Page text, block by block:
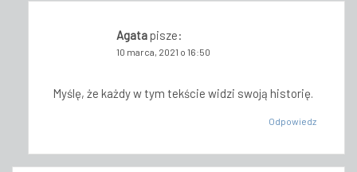
Agata pisze:
10 marca, 2021 o 16:50
Myślę, że każdy w tym tekście widzi swoją historię.
Odpowiedz